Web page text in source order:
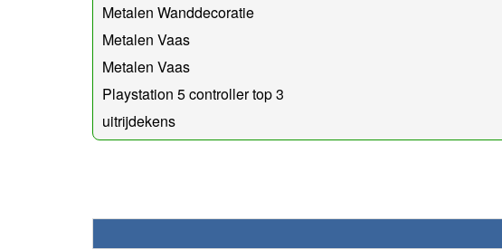
Metalen Wanddecoratie
Metalen Vaas
Metalen Vaas
Playstation 5 controller top 3
uitrijdekens